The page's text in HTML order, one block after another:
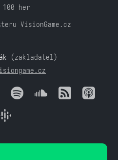
100 her
VisionGame.cz
(zakladatel)